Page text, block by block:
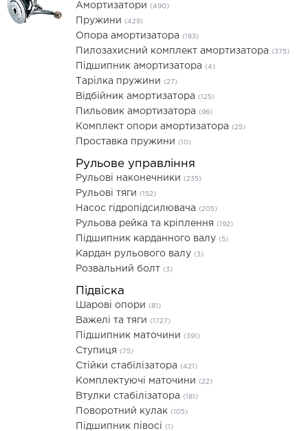
Амортизатори (490)
Пружини (429)
Опора амортизатора (183)
Пилозахисний комплект амортизатора (375)
Підшипник амортизатора (4)
Тарілка пружини (27)
Відбійник амортизатора (125)
Пильовик амортизатора (96)
Комплект опори амортизатора (25)
Проставка пружини (10)
Рульове управління
Рульові наконечники (235)
Рульові тяги (152)
Насос гідропідсилювача (205)
Рульова рейка та кріплення (192)
Підшипник карданного валу (5)
Кардан рульового валу (3)
Розвальний болт (3)
Підвіска
Шарові опори (81)
Важелі та тяги (1727)
Підшипник маточини (391)
Ступиця (75)
Стійки стабілізатора (421)
Комплектуючі маточини (22)
Втулки стабілізатора (181)
Поворотний кулак (105)
Підшипник півосі (1)